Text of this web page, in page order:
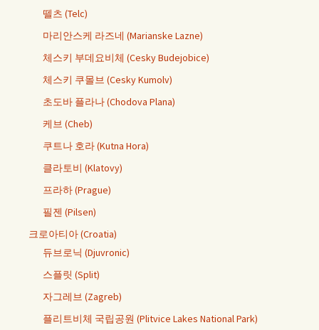
뗄츠 (Telc)
마리안스케 라즈네 (Marianske Lazne)
체스키 부데요비체 (Cesky Budejobice)
체스키 쿠몰브 (Cesky Kumolv)
초도바 플라나 (Chodova Plana)
케브 (Cheb)
쿠트나 호라 (Kutna Hora)
클라토비 (Klatovy)
프라하 (Prague)
필젠 (Pilsen)
크로아티아 (Croatia)
듀브로닉 (Djuvronic)
스플릿 (Split)
자그레브 (Zagreb)
플리트비체 국립공원 (Plitvice Lakes National Park)